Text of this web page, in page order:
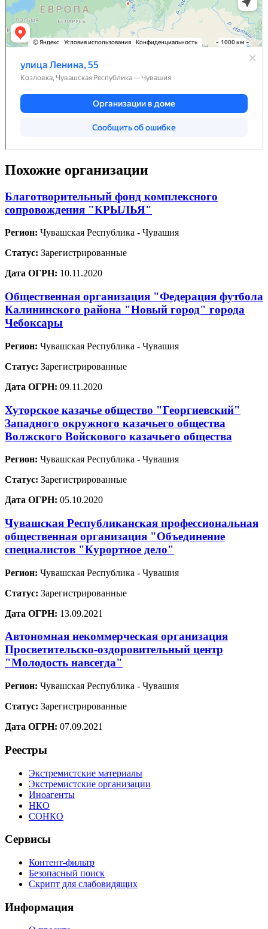
Похожие организации
Благотворительный фонд комплексного
сопровождения "КРЫЛЬЯ"
Регион: Чувашская Республика - Чувашия
Статус: Зарегистрированные
Дата ОГРН: 10.11.2020
Общественная организация "Федерация футбола
Калининского района "Новый город" города
Чебоксары
Регион: Чувашская Республика - Чувашия
Статус: Зарегистрированные
Дата ОГРН: 09.11.2020
Хуторское казачье общество "Георгиевский"
Западного окружного казачьего общества
Волжского Войскового казачьего общества
Регион: Чувашская Республика - Чувашия
Статус: Зарегистрированные
Дата ОГРН: 05.10.2020
Чувашская Республиканская профессиональная
общественная организация "Объединение
специалистов "Курортное дело"
Регион: Чувашская Республика - Чувашия
Статус: Зарегистрированные
Дата ОГРН: 13.09.2021
Автономная некоммерческая организация
Просветительско-оздоровительный центр
"Молодость навсегда"
Регион: Чувашская Республика - Чувашия
Статус: Зарегистрированные
Дата ОГРН: 07.09.2021
Реестры
Экстремистские материалы
Экстремистские организации
Иноагенты
НКО
СОНКО
Сервисы
Контент-фильтр
Безопасный поиск
Скрипт для слабовидящих
Информация